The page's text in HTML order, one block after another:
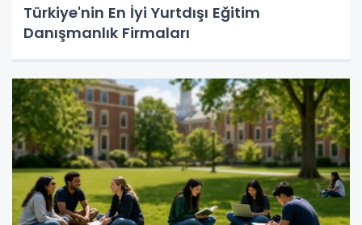
Türkiye'nin En İyi Yurtdışı Eğitim
Danışmanlık Firmaları